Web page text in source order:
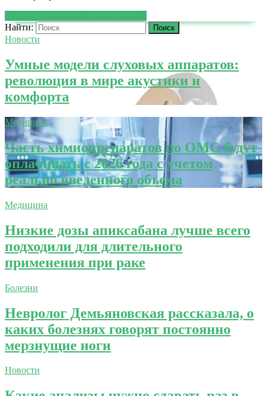
Найти:
Новости
Умные модели слуховых аппаратов:
революция в мире акустики и
комфорта
Медицина
Часть химиопрепаратов по ОМС будут
оплачивать с 2026 года с учетом
реально введенного объема
Медицина
Низкие дозы апиксабана лучше всего
подходили для длительного
применения при раке
Болезни
Невролог Демьяновская рассказала, о
каких болезнях говорят постоянно
мерзнущие ноги
Новости